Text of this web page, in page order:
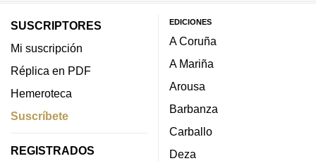
SUSCRIPTORES
Mi suscripción
Réplica en PDF
Hemeroteca
Suscríbete
REGISTRADOS
EDICIONES
A Coruña
A Mariña
Arousa
Barbanza
Carballo
Deza